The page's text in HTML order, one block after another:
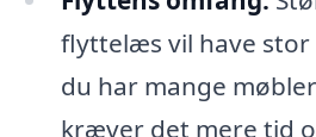
flyttelæs vil have stor
du har mange
kræver det mere tid